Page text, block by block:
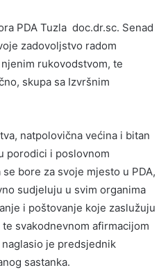
PDA Tuzla doc.dr.sc. Senad
zadovoljstvo radom
rukovodstvom, te
skupa sa Izvršnim
natpolovična većina i bitan
porodici i poslovnom
bore za svoje mjesto u PDA,
sudjeluju u svim organima
i poštovanje koje zaslužuju
svakodnevnom afirmacijom
je predsjednik
sastanka.